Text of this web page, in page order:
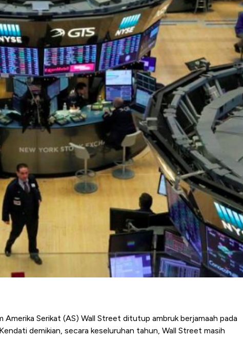
Amerika Serikat (AS) Wall Street ditutup ambruk berjamaah pada
demikian, secara keseluruhan tahun, Wall Street masih